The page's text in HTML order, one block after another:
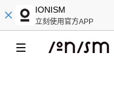
IONISM
立刻使用官方APP